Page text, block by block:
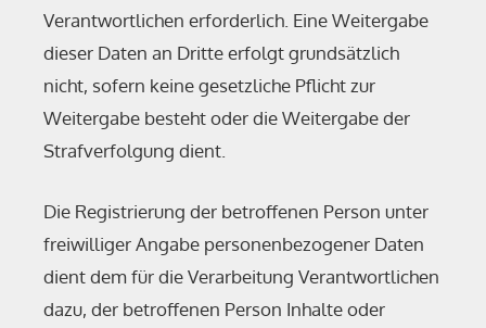
Verantwortlichen erforderlich. Eine Weitergabe
dieser Daten an Dritte erfolgt grundsätzlich
nicht, sofern keine gesetzliche Pflicht zur
Weitergabe besteht oder die Weitergabe der
Strafverfolgung dient.
Die Registrierung der betroffenen Person unter
freiwilliger Angabe personenbezogener Daten
dient dem für die Verarbeitung Verantwortlichen
dazu, der betroffenen Person Inhalte oder